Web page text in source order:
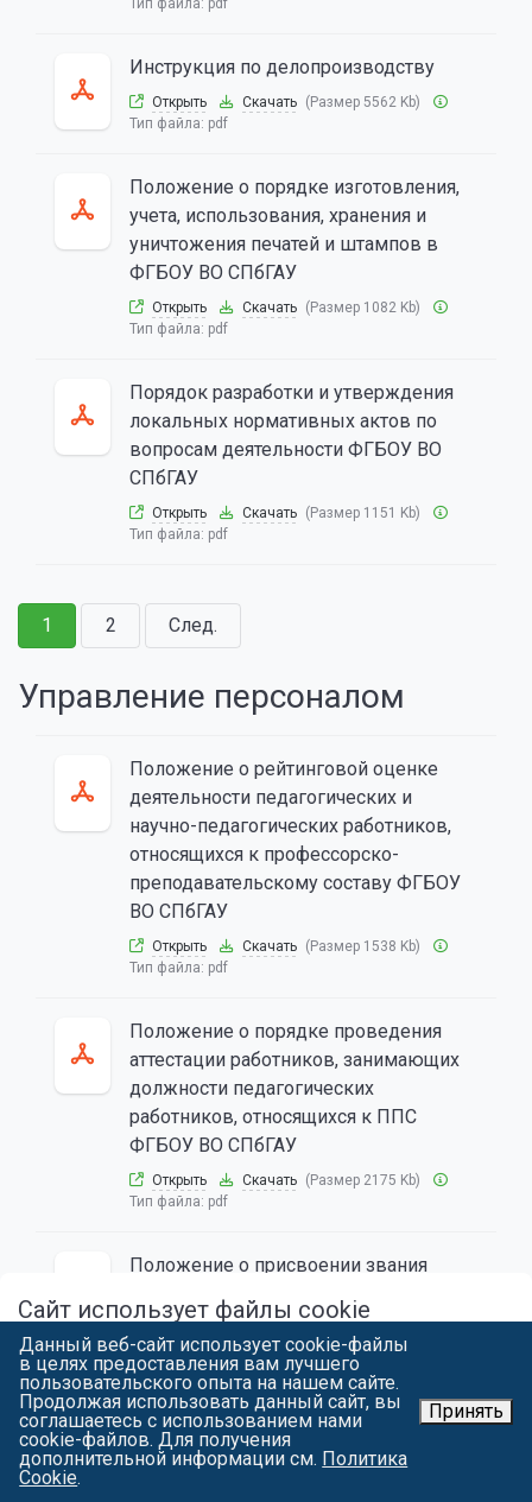
Тип файла: pdf
Инструкция по делопроизводству
Открыть Скачать (Размер 5562 Kb)
Тип файла: pdf
Положение о порядке изготовления,
учета, использования, хранения и
уничтожения печатей и штампов в
ФГБОУ ВО СПбГАУ
Открыть Скачать (Размер 1082 Kb)
Тип файла: pdf
Порядок разработки и утверждения
локальных нормативных актов по
вопросам деятельности ФГБОУ ВО
СПбГАУ
Открыть Скачать (Размер 1151 Kb)
Тип файла: pdf
1 2 След.
Управление персоналом
Положение о рейтинговой оценке
деятельности педагогических и
научно-педагогических работников,
относящихся к профессорско-
преподавательскому составу ФГБОУ
ВО СПбГАУ
Открыть Скачать (Размер 1538 Kb)
Тип файла: pdf
Положение о порядке проведения
аттестации работников, занимающих
должности педагогических
работников, относящихся к ППС
ФГБОУ ВО СПбГАУ
Открыть Скачать (Размер 2175 Kb)
Тип файла: pdf
Положение о присвоении звания
Почетного профессора ФГБОУ ВО
СПбГАУ
Открыть Скачать (Размер 820 Kb)
файла:pdf
Положение о порядке замещения
должностей педагогических
Сайт использует файлы cookie
Продолжая работу с spbgau.ru, вы подтверждаете использование
сайтом cookie вашего браузера с целью улучшить предложения и
сервис на основе ваших предпочтений и интересов. Вы можете
ознакомитьсяс условиями и принципами их обработки. Вы можете
запретить сохранение cookie в настройках своего браузера.
Я СОГЛАСЕН
Данный веб-сайт использует cookie-файлы
в целях предоставления вам лучшего
пользовательского опыта на нашем сайте.
Продолжая использовать данный сайт, вы
соглашаетесь с использованием нами
cookie-файлов. Для получения
дополнительной информации см. Политика
Cookie.
Принять